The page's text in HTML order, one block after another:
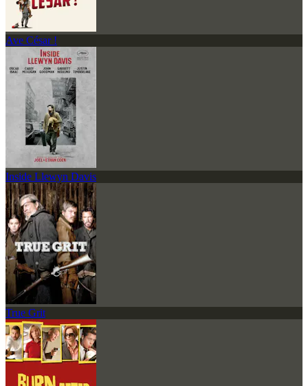
Ave César !
Inside Llewyn Davis
True Grit